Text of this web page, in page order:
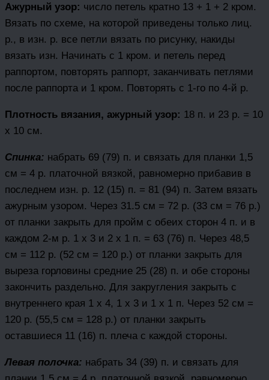
Ажурный узор: число петель кратно 13 + 1 + 2 кром.
Вязать по схеме, на которой приведены только лиц.
р., в изн. р. все петли вязать по рисунку, накиды
вязать изн. Начинать с 1 кром. и петель перед
раппортом, повторять раппорт, заканчивать петлями
после раппорта и 1 кром. Повторять с 1-го по 4-й р.
Плотность вязания, ажурный узор: 18 п. и 23 р. = 10
x 10 см.
Спинка: набрать 69 (79) п. и связать для планки 1,5
см = 4 р. платочной вязкой, равномерно прибавив в
последнем изн. р. 12 (15) п. = 81 (94) п. Затем вязать
ажурным узором. Через 31.5 см = 72 р. (33 см = 76 р.)
от планки закрыть для пройм с обеих сторон 4 п. и в
каждом 2-м р. 1 х 3 и 2 х 1 п. = 63 (76) п. Через 48,5
см = 112 р. (52 см = 120 р.) от планки закрыть для
выреза горловины средние 25 (28) п. и обе стороны
закончить раздельно. Для закругления закрыть с
внутреннего края 1 x 4, 1 х 3 и 1 х 1 п. Через 52 см =
120 р. (55,5 см = 128 р.) от планки закрыть
оставшиеся 11 (16) п. плеча с каждой стороны.
Левая полочка: набрать 34 (39) п. и связать для